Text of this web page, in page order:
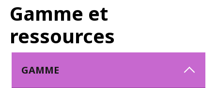
Gamme et
ressources
GAMME